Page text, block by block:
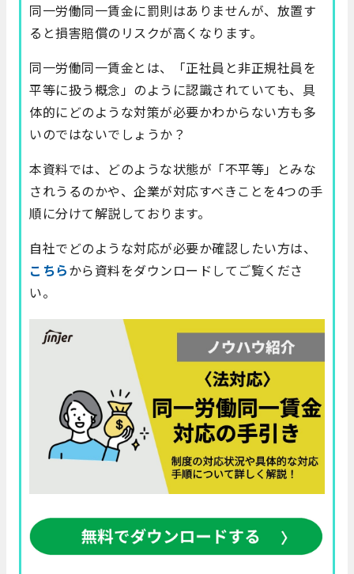
同一労働同一賃金に罰則はありませんが、放置す
ると損害賠償のリスクが高くなります。
同一労働同一賃金とは、「正社員と非正規社員を
平等に扱う概念」のように認識されていても、具
体的にどのような対策が必要かわからない方も多
いのではないでしょうか？
本資料では、どのような状態が「不平等」とみな
されうるのかや、企業が対応すべきことを4つの手
順に分けて解説しております。
自社でどのような対応が必要か確認したい方は、
こちらから資料をダウンロードしてご覧くださ
い。